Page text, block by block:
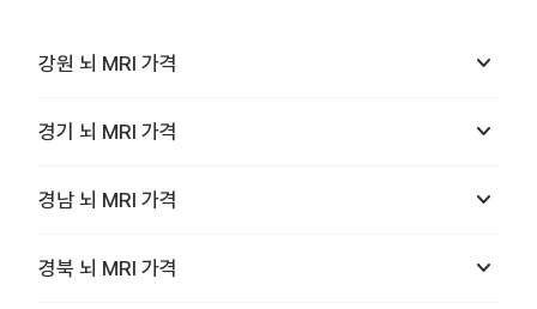
강원 뇌 MRI 가격 keyboard_arrow_down
경기 뇌 MRI 가격 keyboard_arrow_down
경남 뇌 MRI 가격 keyboard_arrow_down
경북 뇌 MRI 가격 keyboard_arrow_down